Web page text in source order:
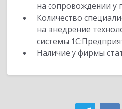
на сопровождении у
Количество
на внедрение
системы
Наличие у фирмы